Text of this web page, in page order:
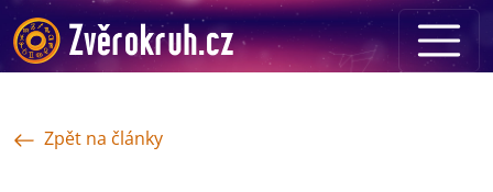
Zpět na články